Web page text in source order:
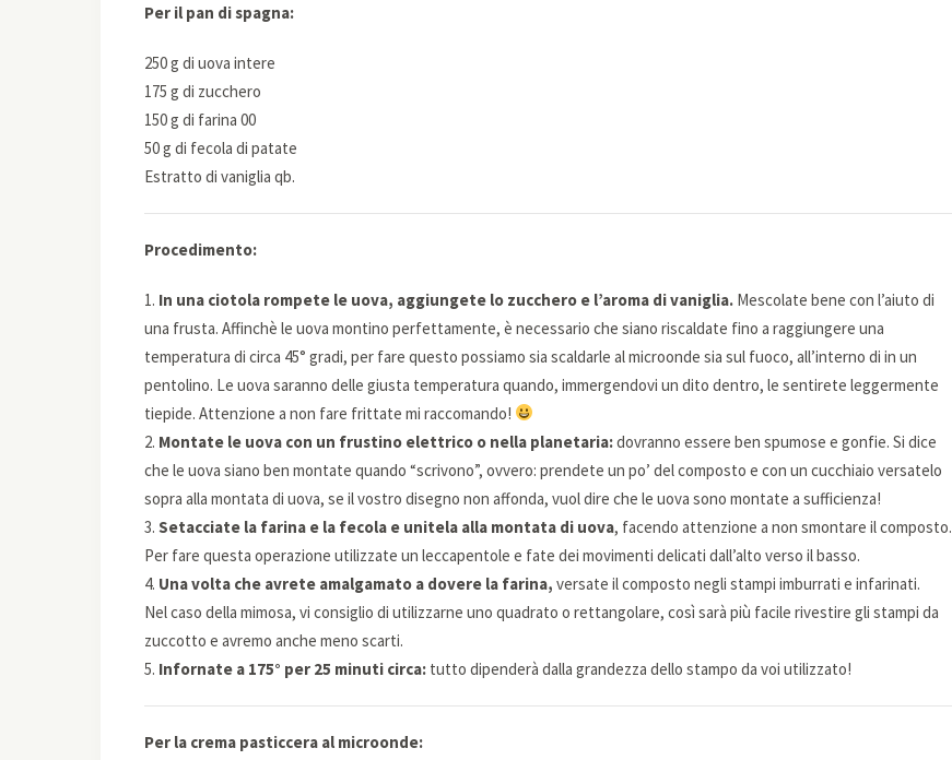
Per il pan di spagna:
250 g di uova intere
175 g di zucchero
150 g di farina 00
50 g di fecola di patate
Estratto di vaniglia qb.
Procedimento:
1. In una ciotola rompete le uova, aggiungete lo zucchero e l’aroma di vaniglia. Mescolate bene con l’aiuto di
una frusta. Affinchè le uova montino perfettamente, è necessario che siano riscaldate fino a raggiungere una
temperatura di circa 45° gradi, per fare questo possiamo sia scaldarle al microonde sia sul fuoco, all’interno di in un
pentolino. Le uova saranno delle giusta temperatura quando, immergendovi un dito dentro, le sentirete leggermente
tiepide. Attenzione a non fare frittate mi raccomando!
2. Montate le uova con un frustino elettrico o nella planetaria:dovranno essere ben spumose e gonfie. Si dice
che le uova siano ben montate quando “scrivono”, ovvero: prendete un po’ del composto e con un cucchiaio versatelo
sopra alla montata di uova, se il vostro disegno non affonda, vuol dire che le uova sono montate a sufficienza!
3. Setacciate la farina e la fecola e unitela alla montata di uova, facendo attenzione a non smontare il composto.
Per fare questa operazione utilizzate un leccapentole e fate dei movimenti delicati dall’alto verso il basso.
4. Una volta che avrete amalgamato a dovere la farina, versate il composto negli stampi imburrati e infarinati.
Nel caso della mimosa, vi consiglio di utilizzarne uno quadrato o rettangolare, così sarà più facile rivestire gli stampi da
zuccotto e avremo anche meno scarti.
5. Infornate a 175° per 25 minuti circa: tutto dipenderà dalla grandezza dello stampo da voi utilizzato!
Per la crema pasticcera al microonde: